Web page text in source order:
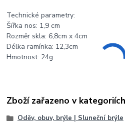
Technické parametry:
Šířka nos: 1,9 cm
Rozměr skla: 6,8cm x 4cm
Délka ramínka: 12,3cm
Hmotnost: 24g
Zboží zařazeno v kategoriích
Oděv, obuv, brýle | Sluneční brýle